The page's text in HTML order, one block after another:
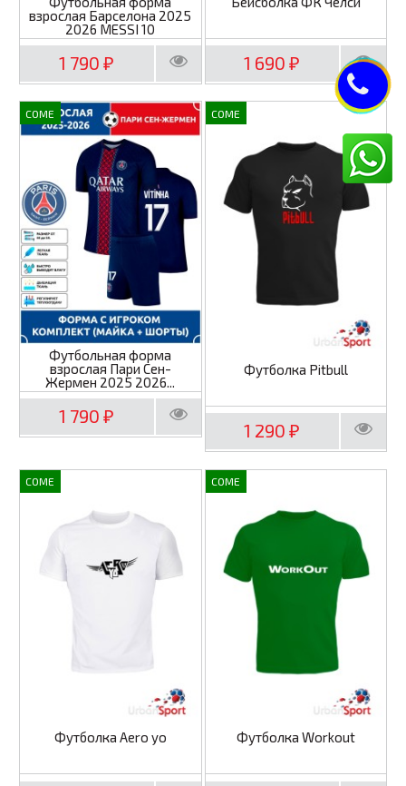
взрослая Барселона 2025
2026 MESSI 10
1 790₽ 1 690₽
COME
Футбольная форма
взрослая Пари Сен-
Жермен 2025 2026...
1 790₽
COME
Футболка Pitbull
1 290₽
COME
Футболка Aero yo
COME
Футболка Workout